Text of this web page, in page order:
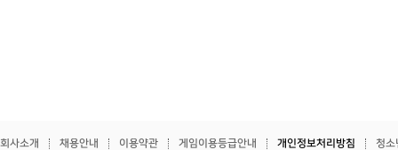
회사소개 채용안내 이용약관 게임이용등급안내 개인정보처리방침 청소